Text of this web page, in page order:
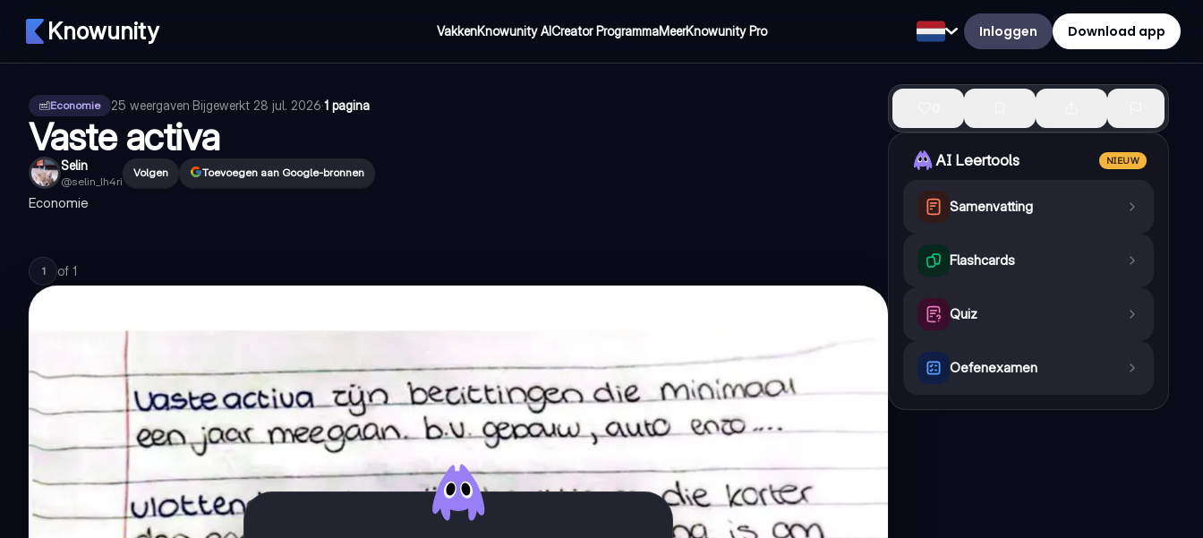
Knowunity VakkenKnowunity AICreator ProgrammaMeerKnowunity Pro Inloggen Download app
Economie 25 weergaven·Bijgewerkt 28 jul. 2026·1 pagina
Vaste activa
Selin
@selin_lh4ri
Volgen Toevoegen aan Google-bronnen
Economie
1 of 1
AI Leertools NIEUW
Samenvatting
Flashcards
Quiz
Oefenexamen